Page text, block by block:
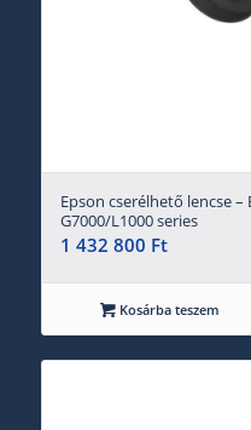
Epson cserélhető lencse –
G7000/L1000 series
1 432 800 Ft
Kosárba teszem